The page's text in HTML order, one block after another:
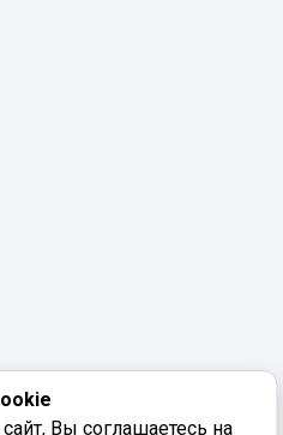
Вы соглашаетесь на